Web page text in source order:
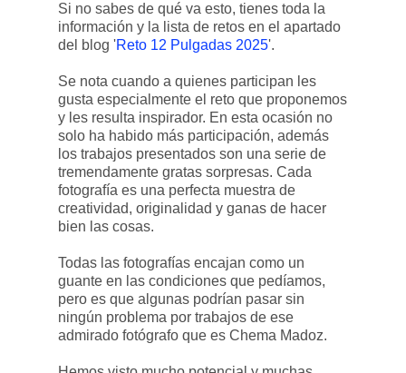
Si no sabes de qué va esto, tienes toda la
información y la lista de retos en el apartado
del blog 'Reto 12 Pulgadas 2025'.
Se nota cuando a quienes participan les
gusta especialmente el reto que proponemos
y les resulta inspirador. En esta ocasión no
solo ha habido más participación, además
los trabajos presentados son una serie de
tremendamente gratas sorpresas. Cada
fotografía es una perfecta muestra de
creatividad, originalidad y ganas de hacer
bien las cosas.
Todas las fotografías encajan como un
guante en las condiciones que pedíamos,
pero es que algunas podrían pasar sin
ningún problema por trabajos de ese
admirado fotógrafo que es Chema Madoz.